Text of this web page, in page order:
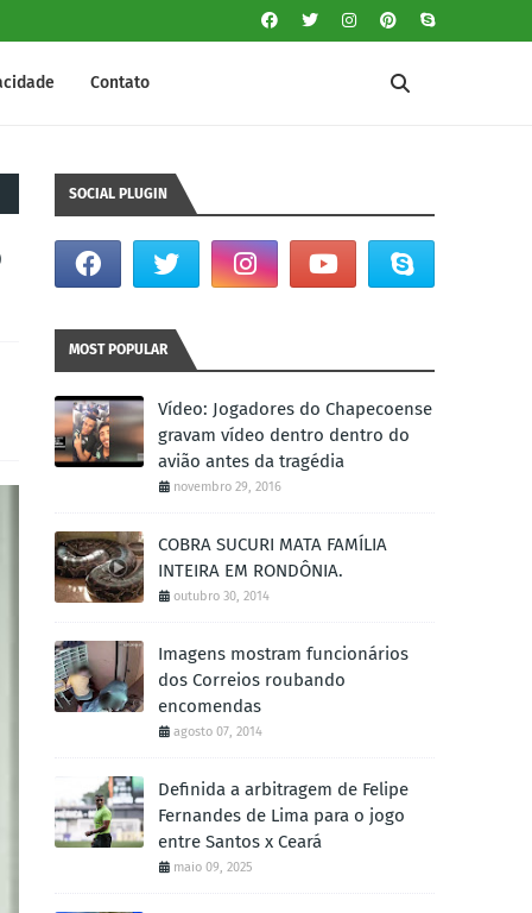
Contato
SOCIAL PLUGIN
MOST POPULAR
Vídeo: Jogadores do Chapecoense
gravam vídeo dentro dentro do
avião antes da tragédia
novembro 29, 2016
COBRA SUCURI MATA FAMÍLIA
INTEIRA EM RONDÔNIA.
outubro 30, 2014
Imagens mostram funcionários
dos Correios roubando
encomendas
agosto 07, 2014
Definida a arbitragem de Felipe
Fernandes de Lima para o jogo
entre Santos x Ceará
maio 09, 2025